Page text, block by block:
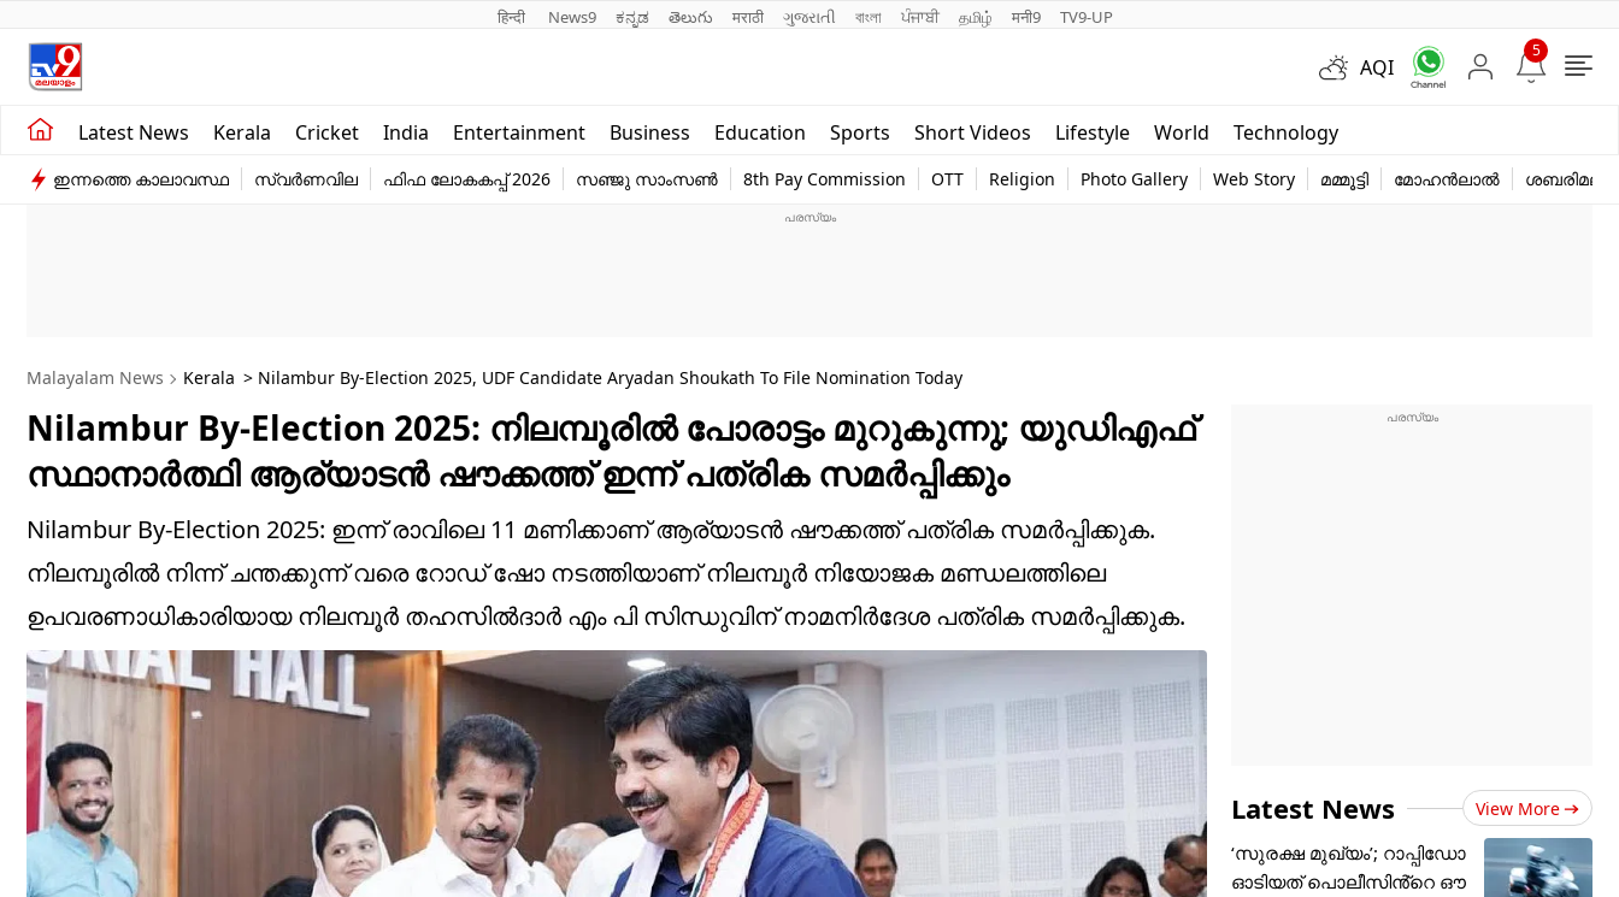
हिन्दी News9 ಕನ್ನಡ తెలుగు मराठी ગુજરાતી বাংলা ਪੰਜਾਬੀ தமிழ் मनी9 TV9-UP
AQI
5
Latest News Kerala Cricket India Entertainment Business Education Sports Short Videos Lifestyle World Technology
Kerala
India
Education
world
Web Story
ഇന്നത്തെ കാലാവസ്ഥ സ്വർണവില ഫിഫ ലോകകപ്പ് 2026 സഞ്ജു സാംസൺ 8th Pay Commission OTT Religion Photo Gallery Web Story മമ്മൂട്ടി മോഹൻലാൽ ശബരിമല
Malayalam News Kerala > Nilambur By-Election 2025, UDF Candidate Aryadan Shoukath To File Nomination Today
Nilambur By-Election 2025: നിലമ്പൂരിൽ പോരാട്ടം മുറുകുന്നു; യുഡിഎഫ്
സ്ഥാനാർത്ഥി ആര്യാടൻ ഷൗക്കത്ത് ഇന്ന് പത്രിക സമര്‍പ്പിക്കും
Nilambur By-Election 2025: ഇന്ന് രാവിലെ 11 മണിക്കാണ് ആര്യാടൻ ഷൗക്കത്ത് പത്രിക സമർപ്പിക്കുക.
നിലമ്പൂരില്‍ നിന്ന് ചന്തക്കുന്ന് വരെ റോഡ് ഷോ നടത്തിയാണ് നിലമ്പൂര്‍ നിയോജക മണ്ഡലത്തിലെ
ഉപവരണാധികാരിയായ നിലമ്പൂര്‍ തഹസില്‍ദാര്‍ എം പി സിന്ധുവിന് നാമനിര്‍ദേശ പത്രിക സമര്‍പ്പിക്കുക.
Latest News View More
‘സുരക്ഷ മുഖ്യം’; റാപ്പിഡോ
ഓടിയത് പൊലീസിൻ്റെ ഔ